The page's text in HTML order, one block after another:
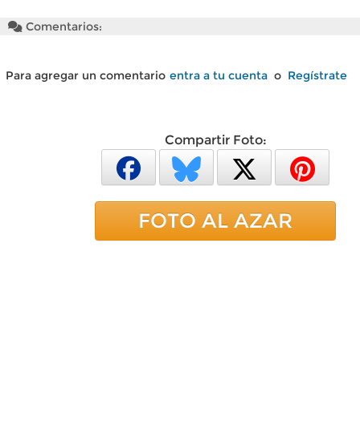
Comentarios:
Para agregar un comentario entra a tu cuenta o Regístrate
Compartir Foto:
FOTO AL AZAR